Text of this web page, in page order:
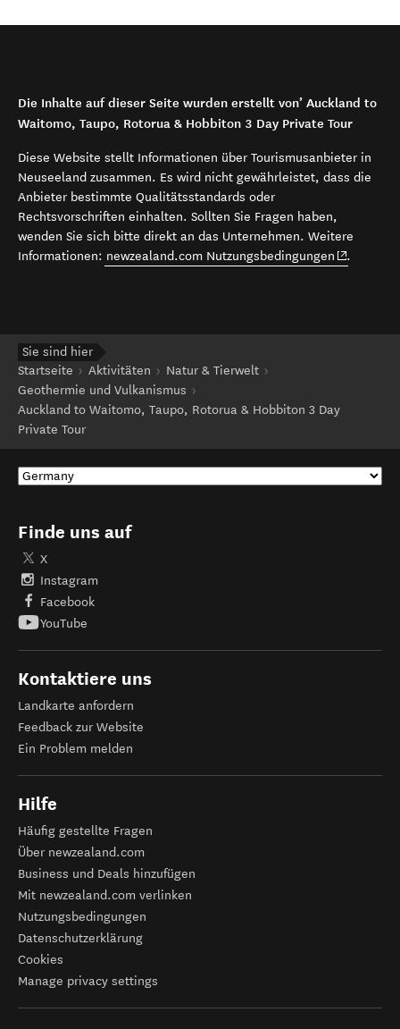
Die Inhalte auf dieser Seite wurden erstellt von’ Auckland to
Waitomo, Taupo, Rotorua & Hobbiton 3 Day Private Tour
Diese Website stellt Informationen über Tourismusanbieter in
Neuseeland zusammen. Es wird nicht gewährleistet, dass die
Anbieter bestimmte Qualitätsstandards oder
Rechtsvorschriften einhalten. Sollten Sie Fragen haben,
wenden Sie sich bitte direkt an das Unternehmen. Weitere
Informationen: newzealand.com Nutzungsbedingungen (opens in
.
Sie sind hier
Startseite
Aktivitäten
Natur & Tierwelt
Geothermie und Vulkanismus
Auckland to Waitomo, Taupo, Rotorua & Hobbiton 3 Day
Private Tour
Finde uns auf
X
Instagram
Facebook
YouTube
Kontaktiere uns
Landkarte anfordern
Feedback zur Website
Ein Problem melden
Hilfe
Häufig gestellte Fragen
Über newzealand.com
Business und Deals hinzufügen
Mit newzealand.com verlinken
Nutzungsbedingungen
Datenschutzerklärung
Cookies
Manage privacy settings